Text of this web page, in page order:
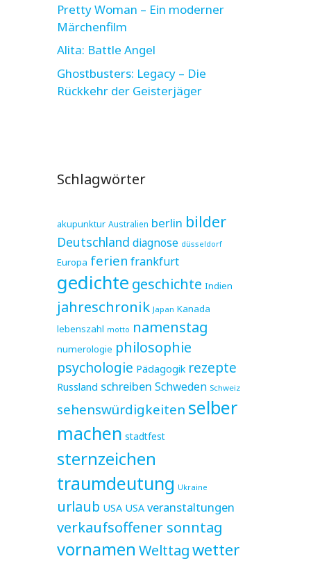
Pretty Woman – Ein moderner
Märchenfilm
Alita: Battle Angel
Ghostbusters: Legacy – Die
Rückkehr der Geisterjäger
Schlagwörter
akupunktur Australien berlin bilder
Deutschland diagnose düsseldorf
Europa ferien frankfurt
gedichte geschichte Indien
jahreschronik Japan Kanada
lebenszahl motto namenstag
numerologie philosophie
psychologie Pädagogik rezepte
Russland schreiben Schweden Schweiz
sehenswürdigkeiten selber
machen stadtfest
sternzeichen
traumdeutung Ukraine
urlaub USA USA veranstaltungen
verkaufsoffener sonntag
vornamen Welttagwetter